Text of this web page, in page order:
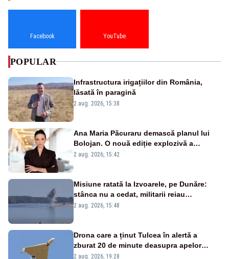
Facebook YouTube
POPULAR
Infrastructura irigațiilor din România,
lăsată în paragină
2 aug. 2026, 15:38
Ana Maria Păcuraru demască planul lui
Bolojan. O nouă ediție explozivă a
emisiunii „Miza Zilei” la Realitatea PLUS
2 aug. 2026, 15:42
Misiune ratată la Izvoarele, pe Dunăre:
stânca nu a cedat, militarii reiau
detonările luni – VIDEO
2 aug. 2026, 15:48
Drona care a ținut Tulcea în alertă a
zburat 20 de minute deasupra apelor
României. Au fost ridicate două F-16
2 aug. 2026, 19:28